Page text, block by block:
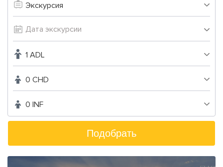
Экскурсия
1 ADL
0 CHD
0 INF
Подобрать